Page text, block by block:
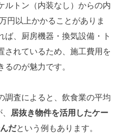
ルトン（内装なし）からの内
円以上かかることがありま
ば、厨房機器・換気設備・ト
されているため、施工費用を
のが魅力です。
調査によると、飲食業の平均
居抜き物件を活用したケー
だという例もあります。